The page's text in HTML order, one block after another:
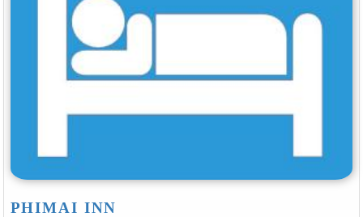
PHIMAI INN